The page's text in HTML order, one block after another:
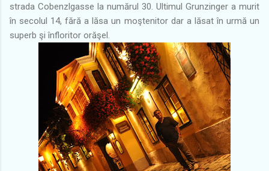
strada Cobenzlgasse la numărul 30. Ultimul Grunzinger a murit
în secolul 14, fără a lăsa un moştenitor dar a lăsat în urmă un
superb şi înfloritor orăşel.